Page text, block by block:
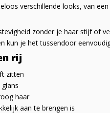
verschillende looks, van
zonder je haar stijf of
kun je het tussendoor
rij
zitten
haar
aan te brengen is